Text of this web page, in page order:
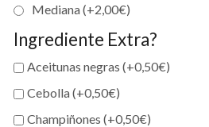
Mediana (+2,00€)
Ingrediente Extra?
Aceitunas negras (+0,50€)
Cebolla (+0,50€)
Champiñones (+0,50€)